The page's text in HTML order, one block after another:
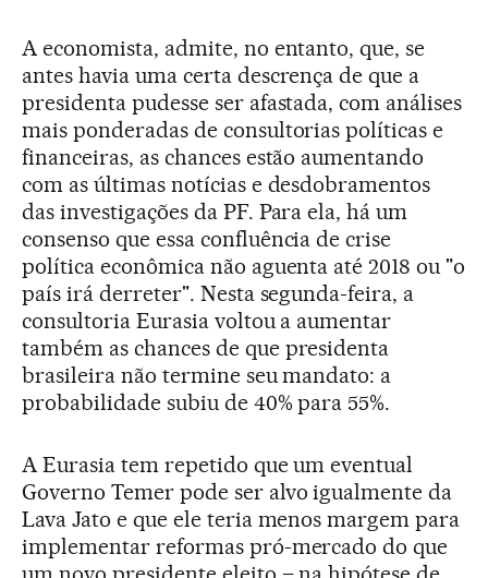
A economista, admite, no entanto, que, se
antes havia uma certa descrença de que a
presidenta pudesse ser afastada, com análises
mais ponderadas de consultorias políticas e
financeiras, as chances estão aumentando
com as últimas notícias e desdobramentos
das investigações da PF. Para ela, há um
consenso que essa confluência de crise
política econômica não aguenta até 2018 ou "o
país irá derreter". Nesta segunda-feira, a
consultoria Eurasia voltou a aumentar
também as chances de que presidenta
brasileira não termine seu mandato: a
probabilidade subiu de 40% para 55%.
A Eurasia tem repetido que um eventual
Governo Temer pode ser alvo igualmente da
Lava Jato e que ele teria menos margem para
implementar reformas pró-mercado do que